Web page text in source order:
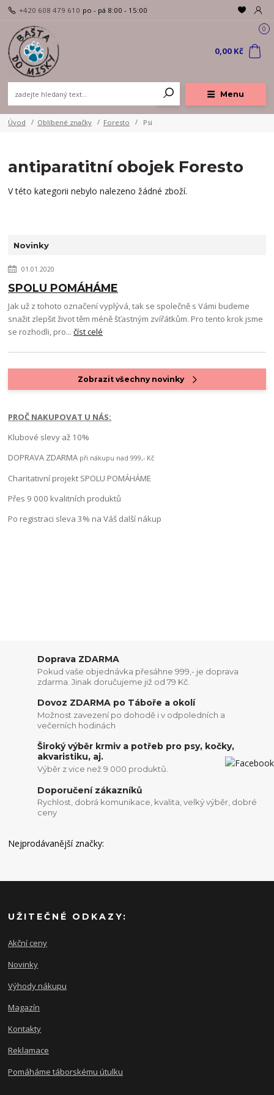
Menu
+420 608 479 610 po - pá 8:00 - 15:00
0
0,00 Kč
Úvod Oblíbené značky Foresto Psi
antiparatitní obojek Foresto
V této kategorii nebylo nalezeno žádné zboží.
Novinky
01.01.2020
SPOLU POMÁHÁME
Jak už z tohoto označení vyplývá, tak se společně s Vámi budeme
snažit zlepšit život těm méně šťastným zvířátkům. Pro tento krok jsme
se rozhodli, pro...číst celé
Zobrazit všechny novinky
PROČ NAKUPOVAT U NÁS:
Klubové slevy až 10%
DOPRAVA ZDARMA při nákupu nad 999,- Kč
Charitativní projekt SPOLU POMÁHÁME
Přes 9 000 kvalitních produktů
Po registraci sleva 3% na Váš další nákup
Doprava ZDARMA
Pokud vaše objednávka přesáhne 999,- je doprava
zdarma. Jinak doručujeme již od 79 Kč.
Dovoz ZDARMA po Táboře a okolí
Možnost zavezení po dohodě i v odpoledních a
večerních hodinách
Široký výběr krmiv a potřeb pro psy, kočky,
akvaristiku, aj.
Výběr z vice než 9 000 produktů.
Doporučení zákazníků
Rychlost, dobrá komunikace, kvalita, velký výběr, dobré
ceny
Nejprodávanější značky:
UŽITEČNÉ ODKAZY:
Akční ceny
Novinky
Výhody nákupu
Magazín
Kontakty
Reklamace
Pomáháme táborskému útulku